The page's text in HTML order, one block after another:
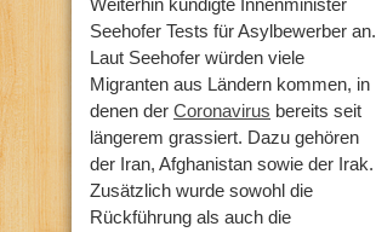
Weiterhin kündigte Innenminister
Seehofer Tests für Asylbewerber an.
Laut Seehofer würden viele
Migranten aus Ländern kommen, in
denen der Coronavirus bereits seit
längerem grassiert. Dazu gehören
der Iran, Afghanistan sowie der Irak.
Zusätzlich wurde sowohl die
Rückführung als auch die